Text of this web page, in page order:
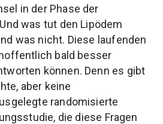
in der Phase der
was tut den Lipödem
was nicht. Diese laufenden
bald besser
können. Denn es gibt
aber keine
randomisierte
die diese Fragen